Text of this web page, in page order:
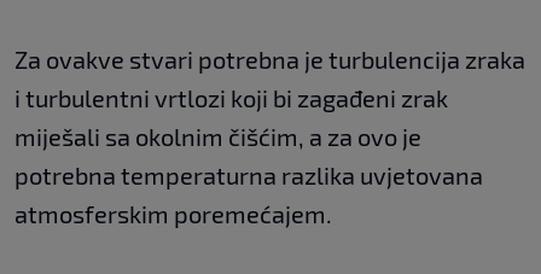
Za ovakve stvari potrebna je turbulencija zraka
i turbulentni vrtlozi koji bi zagađeni zrak
miješali sa okolnim čišćim, a za ovo je
potrebna temperaturna razlika uvjetovana
atmosferskim poremećajem.